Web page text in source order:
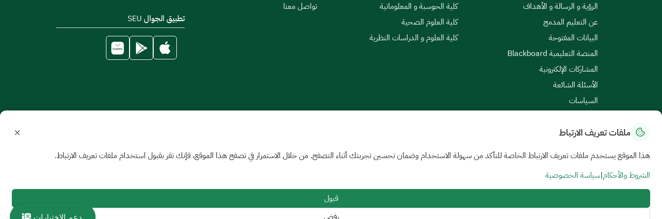
الرؤية و الرسالة و الأهداف
عن التعليم المدمج
البيانات المفتوحة
المنصة التعليمية Blackboard
المشاركات الإلكترونية
الأسئلة الشائعة
السياسات
كلية الحوسبة و المعلوماتية
كلية العلوم الصحية
كلية العلوم و الدراسات النظرية
تواصل معنا
تطبيق الجوال SEU
خريطة الموقع الشروط والأحكام | سياسة الخصوصية اتفاقية مستوى الخدمة
جميع الحقوق محفوظة للجامعة السعودية الإلكترونية © 2026
تم تطويره وصيانته بواسطة الجامعة السعودية الإلكترونية
ملفات تعريف الارتباط ×
هذا الموقع يستخدم ملفات تعريف الارتباط الخاصة للتأكد من سهولة الاستخدام وضمان تحسين تجربتك أثناء التصفح. من خلال الاستمرار في تصفح هذا الموقع، فإنك تقر بقبول استخدام ملفات تعريف الارتباط.
الشروط والأحكام|سياسة الخصوصية
قبول
دعم الاختبارات